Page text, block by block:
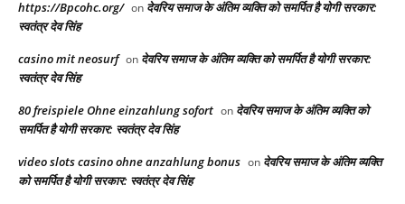
https://Bpcohc.org/ on देवरिय समाज के अंतिम व्यक्ति को समर्पित है योगी सरकार:
स्वतंत्र देव सिंह
casino mit neosurf on देवरिय समाज के अंतिम व्यक्ति को समर्पित है योगी सरकार:
स्वतंत्र देव सिंह
80 freispiele Ohne einzahlung sofort on देवरिय समाज के अंतिम व्यक्ति को
समर्पित है योगी सरकार: स्वतंत्र देव सिंह
video slots casino ohne anzahlung bonus on देवरिय समाज के अंतिम व्यक्ति
को समर्पित है योगी सरकार: स्वतंत्र देव सिंह